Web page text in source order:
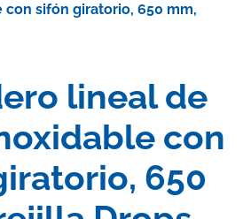
sifón giratorio, 650 mm,
lineal de
con
650